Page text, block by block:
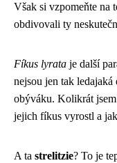
Však si vzpomeňte na
obdivovali ty
Fíkus lyrata je další
nejsou jen tak
obýváku. Kolikrát
jejich fíkus vyrostl a
A ta strelitzie? To je